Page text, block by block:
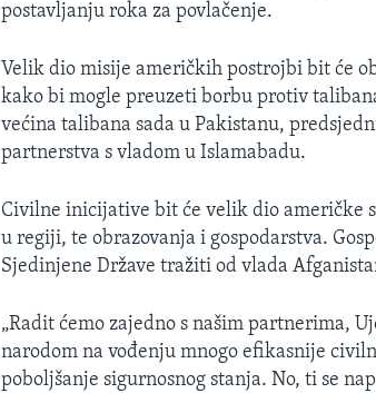
postavljanju roka za povlačenje.
Velik dio misije američkih postrojbi bit će
kako bi mogle preuzeti borbu protiv
većina talibana sada u Pakistanu,
partnerstva s vladom u Islamabadu.
Civilne inicijative bit će velik dio američke
u regiji, te obrazovanja i gospodarstva.
Sjedinjene Države tražiti od vlada
„Radit ćemo zajedno s našim partnerima,
narodom na vođenju mnogo efikasnije
poboljšanje sigurnosnog stanja. No, ti se